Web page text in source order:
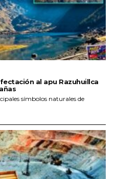
al apu Razuhuillca
símbolos naturales de